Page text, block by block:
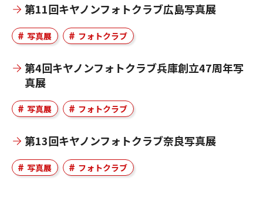
第11回キヤノンフォトクラブ広島写真展
写真展 フォトクラブ
第4回キヤノンフォトクラブ兵庫創立47周年写
真展
写真展 フォトクラブ
第13回キヤノンフォトクラブ奈良写真展
写真展 フォトクラブ